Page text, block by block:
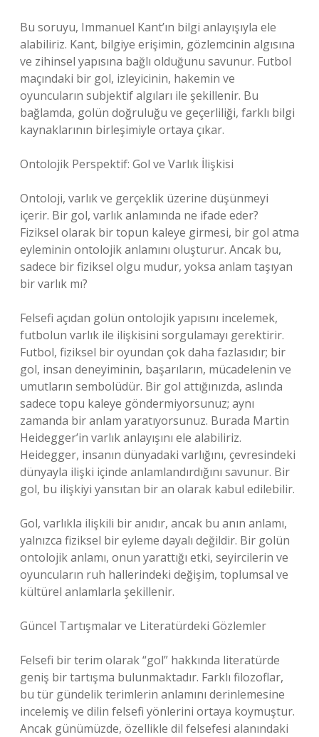
Bu soruyu, Immanuel Kant’ın bilgi anlayışıyla ele
alabiliriz. Kant, bilgiye erişimin, gözlemcinin algısına
ve zihinsel yapısına bağlı olduğunu savunur. Futbol
maçındaki bir gol, izleyicinin, hakemin ve
oyuncuların subjektif algıları ile şekillenir. Bu
bağlamda, golün doğruluğu ve geçerliliği, farklı bilgi
kaynaklarının birleşimiyle ortaya çıkar.
Ontolojik Perspektif: Gol ve Varlık İlişkisi
Ontoloji, varlık ve gerçeklik üzerine düşünmeyi
içerir. Bir gol, varlık anlamında ne ifade eder?
Fiziksel olarak bir topun kaleye girmesi, bir gol atma
eyleminin ontolojik anlamını oluşturur. Ancak bu,
sadece bir fiziksel olgu mudur, yoksa anlam taşıyan
bir varlık mı?
Felsefi açıdan golün ontolojik yapısını incelemek,
futbolun varlık ile ilişkisini sorgulamayı gerektirir.
Futbol, fiziksel bir oyundan çok daha fazlasıdır; bir
gol, insan deneyiminin, başarıların, mücadelenin ve
umutların sembolüdür. Bir gol attığınızda, aslında
sadece topu kaleye göndermiyorsunuz; aynı
zamanda bir anlam yaratıyorsunuz. Burada Martin
Heidegger’in varlık anlayışını ele alabiliriz.
Heidegger, insanın dünyadaki varlığını, çevresindeki
dünyayla ilişki içinde anlamlandırdığını savunur. Bir
gol, bu ilişkiyi yansıtan bir an olarak kabul edilebilir.
Gol, varlıkla ilişkili bir anıdır, ancak bu anın anlamı,
yalnızca fiziksel bir eyleme dayalı değildir. Bir golün
ontolojik anlamı, onun yarattığı etki, seyircilerin ve
oyuncuların ruh hallerindeki değişim, toplumsal ve
kültürel anlamlarla şekillenir.
Güncel Tartışmalar ve Literatürdeki Gözlemler
Felsefi bir terim olarak “gol” hakkında literatürde
geniş bir tartışma bulunmaktadır. Farklı filozoflar,
bu tür gündelik terimlerin anlamını derinlemesine
incelemiş ve dilin felsefi yönlerini ortaya koymuştur.
Ancak günümüzde, özellikle dil felsefesi alanındaki